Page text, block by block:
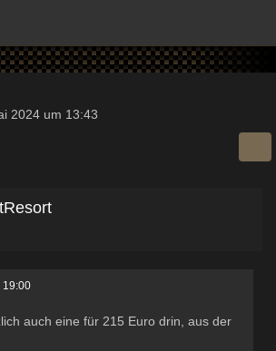
2024 um 13:43
19:00
auch eine für 215 Euro drin, aus der